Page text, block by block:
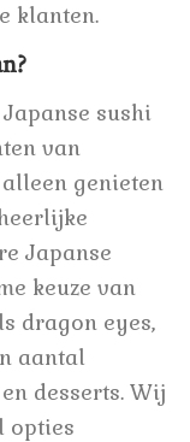
klanten.
sushi
van
genieten
Japanse
keuze van
dragon eyes,
aantal
desserts. Wij
opties